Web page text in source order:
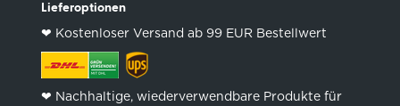
Lieferoptionen
❤︎ Kostenloser Versand ab 99 EUR Bestellwert
❤︎ Nachhaltige, wiederverwendbare Produkte für